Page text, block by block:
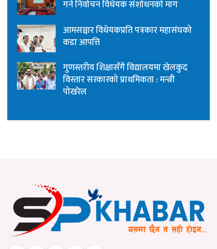
गर्न निर्वाचन विधेयक संशोधनको माग
आमसञ्चार विधेयकप्रति पत्रकार महासंघको
कडा आपत्ति
गुणस्तरीय शिक्षासँगै विद्यालयमा खेलकुद
विस्तार सरकारको प्राथमिकता : मन्त्री
पोखरेल